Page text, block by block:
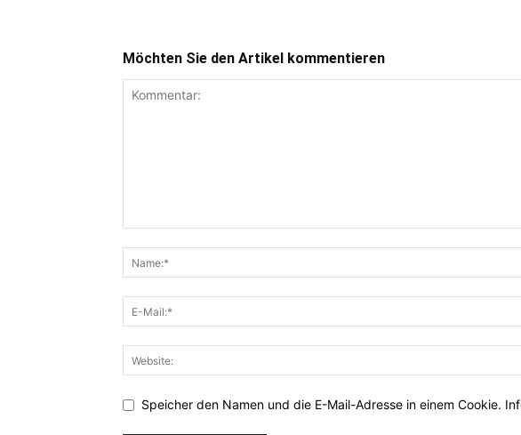
Möchten Sie den Artikel kommentieren
Speicher den Namen und die E-Mail-Adresse in einem Cookie.